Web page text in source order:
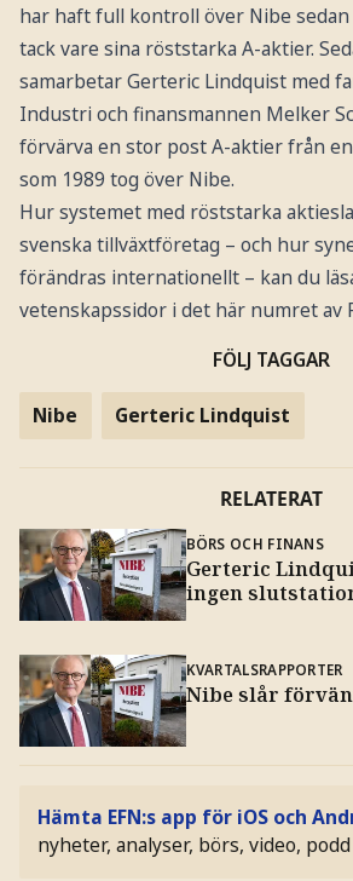
har haft full kontroll över Nibe
tack vare sina röststarka A-aktier.
samarbetar Gerteric Lindquist med
Industri och finansmannen Melker
förvärva en stor post A-aktier från
som 1989 tog över Nibe.
Hur systemet med röststarka
svenska tillväxtföretag – och hur
förändras internationellt – kan du
vetenskapssidor i det här numret av
FÖLJ TAGGAR
Nibe Gerteric Lindquist
RELATERAT
BÖRS OCH FINANS
Gerteric
ingen
KVARTALSRAPPORTER
Nibe slår
Hämta EFN:s app för iOS och
nyheter, analyser, börs, video, podd